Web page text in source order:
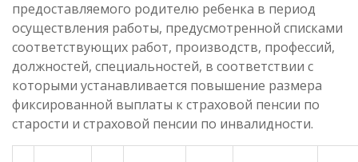
предоставляемого родителю ребенка в период
осуществления работы, предусмотренной списками
соответствующих работ, производств, профессий,
должностей, специальностей, в соответствии с
которыми устанавливается повышение размера
фиксированной выплаты к страховой пенсии по
старости и страховой пенсии по инвалидности.